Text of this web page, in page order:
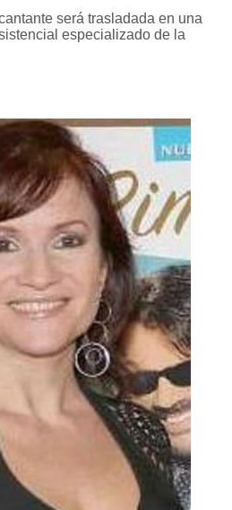
será trasladada en una
especializado de la